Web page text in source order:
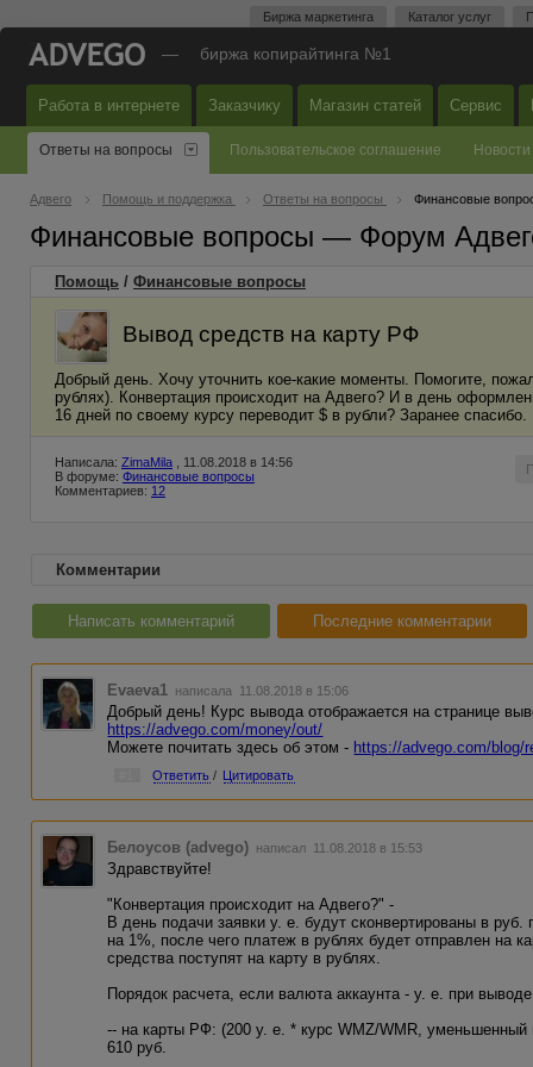
Биржа маркетинга Каталог услуг
— биржа копирайтинга №1
Работа в интернете Заказчику Магазин статей Сервис
Ответы на вопросы Пользовательское соглашение Новости
Адвего Помощь и поддержка Ответы на вопросы Финансовые
Финансовые вопросы — Форум
Помощь / Финансовые вопросы
Вывод средств на карту РФ
Добрый день. Хочу уточнить кое-какие моменты. Помогите,
рублях). Конвертация происходит на Адвего? И в день
16 дней по своему курсу переводит $ в рубли? Заранее спасибо.
Написала: ZimaMila , 11.08.2018 в 14:56
В форуме: Финансовые вопросы
Комментариев: 12
Комментарии
Написать комментарий Последние комментарии
Evaeva1 написала 11.08.2018 в 15:06
Добрый день! Курс вывода отображается на странице
https://advego.com/money/out/
Можете почитать здесь об этом - https://advego.com/blog/
Ответить / Цитировать
Белоусов (advego) написал 11.08.2018 в 15:53
Здравствуйте!
"Конвертация происходит на Адвего?" -
В день подачи заявки у. е. будут сконвертированы в
на 1%, после чего платеж в рублях будет отправлен на
средства поступят на карту в рублях.
Порядок расчета, если валюта аккаунта - у. е. при
-- на карты РФ: (200 у. е. * курс WMZ/WMR,
610 руб.